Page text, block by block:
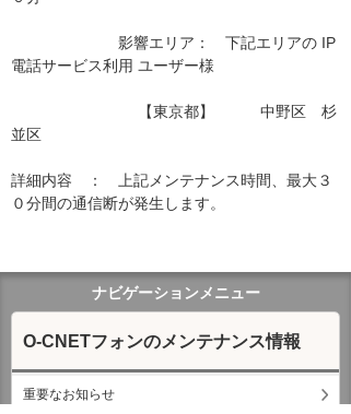
影響エリア：　下記エリアの IP
電話サービス利用 ユーザー様
【東京都】　　　中野区　杉
並区
詳細内容　：　上記メンテナンス時間、最大３
０分間の通信断が発生します。
ナビゲーションメニュー
O-CNETフォンのメンテナンス情報
重要なお知らせ